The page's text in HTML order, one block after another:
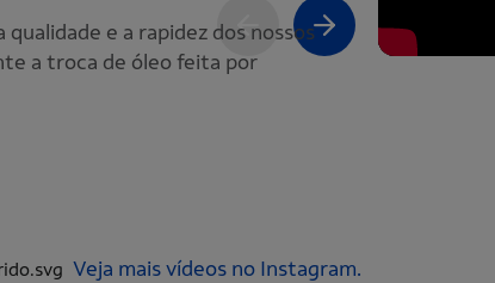
e a rapidez dos nossos
a troca de óleo feita por
Veja mais vídeos no Instagram.